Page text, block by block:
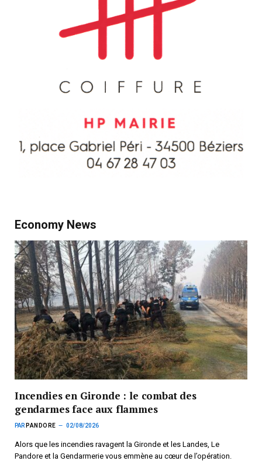
Economy News
Incendies en Gironde : le combat des
gendarmes face aux flammes
PAR PANDORE 02/08/2026
Alors que les incendies ravagent la Gironde et les Landes, Le
Pandore et la Gendarmerie vous emmène au cœur de l’opération.